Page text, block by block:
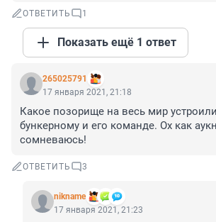
ОТВЕТИТЬ 1
Показать ещё 1 ответ
265025791
17 января 2021, 21:18
Какое позорище на весь мир
бункерному и его команде. Ох как
сомневаюсь!
ОТВЕТИТЬ 3
nikname
17 января 2021, 21:23